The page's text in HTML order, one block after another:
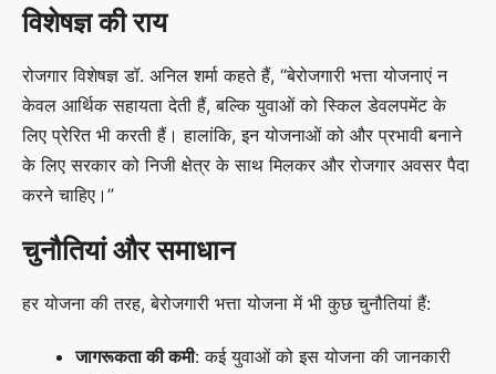
विशेषज्ञ की राय
रोजगार विशेषज्ञ डॉ. अनिल शर्मा कहते हैं, “बेरोजगारी भत्ता योजनाएं न
केवल आर्थिक सहायता देती हैं, बल्कि युवाओं को स्किल डेवलपमेंट के
लिए प्रेरित भी करती हैं। हालांकि, इन योजनाओं को और प्रभावी बनाने
के लिए सरकार को निजी क्षेत्र के साथ मिलकर और रोजगार अवसर पैदा
करने चाहिए।”
चुनौतियां और समाधान
हर योजना की तरह, बेरोजगारी भत्ता योजना में भी कुछ चुनौतियां हैं:
जागरूकता की कमी: कई युवाओं को इस योजना की जानकारी